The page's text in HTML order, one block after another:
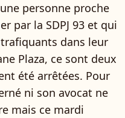
personne proche
par la SDPJ 93 et qui
dans leur
Plaza, ce sont deux
été arrêtées. Pour
ni son avocat ne
mais ce mardi